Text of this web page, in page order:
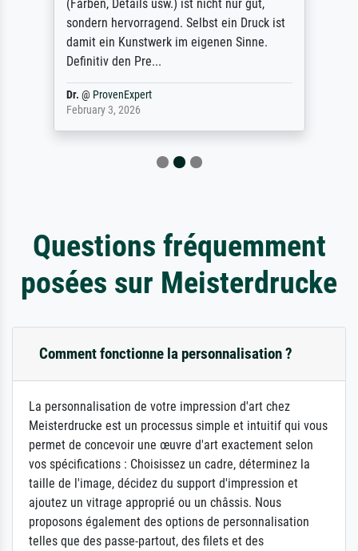
(Farben, Details usw.) ist nicht nur gut,
sondern hervorragend. Selbst ein Druck ist
damit ein Kunstwerk im eigenen Sinne.
Definitiv den Pre...
Dr. @ ProvenExpert
February 3, 2026
Questions fréquemment
posées sur Meisterdrucke
Comment fonctionne la personnalisation ?
La personnalisation de votre impression d'art chez
Meisterdrucke est un processus simple et intuitif qui vous
permet de concevoir une œuvre d'art exactement selon
vos spécifications : Choisissez un cadre, déterminez la
taille de l'image, décidez du support d'impression et
ajoutez un vitrage approprié ou un châssis. Nous
proposons également des options de personnalisation
telles que des passe-partout, des filets et des